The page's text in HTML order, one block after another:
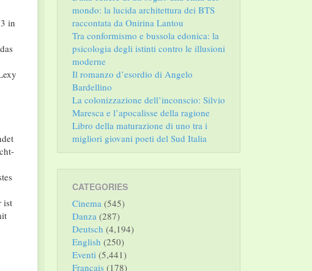
in
ist
mondo: la lucida architettura dei BTS
raccontata da Onirina Lantou
Tra conformismo e bussola edonica: la
psicologia degli istinti contro le illusioni
moderne
Il romanzo d’esordio di Angelo
Bardellino
La colonizzazione dell’inconscio: Silvio
Maresca e l’apocalisse della ragione
Libro della maturazione di uno tra i
migliori giovani poeti del Sud Italia
CATEGORIES
Cinema (545)
Danza (287)
Deutsch (4,194)
English (250)
Eventi (5,441)
Français (178)